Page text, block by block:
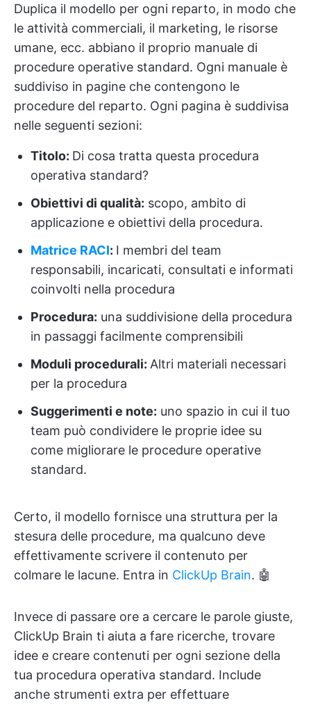
Duplica il modello per ogni reparto, in modo che
le attività commerciali, il marketing, le risorse
umane, ecc. abbiano il proprio manuale di
procedure operative standard. Ogni manuale è
suddiviso in pagine che contengono le
procedure del reparto. Ogni pagina è suddivisa
nelle seguenti sezioni:
Titolo: Di cosa tratta questa procedura
operativa standard?
Obiettivi di qualità: scopo, ambito di
applicazione e obiettivi della procedura.
Matrice RACI: I membri del team
responsabili, incaricati, consultati e informati
coinvolti nella procedura
Procedura: una suddivisione della procedura
in passaggi facilmente comprensibili
Moduli procedurali: Altri materiali necessari
per la procedura
Suggerimenti e note: uno spazio in cui il tuo
team può condividere le proprie idee su
come migliorare le procedure operative
standard.
Certo, il modello fornisce una struttura per la
stesura delle procedure, ma qualcuno deve
effettivamente scrivere il contenuto per
colmare le lacune. Entra in ClickUp Brain. 🤖
Invece di passare ore a cercare le parole giuste,
ClickUp Brain ti aiuta a fare ricerche, trovare
idee e creare contenuti per ogni sezione della
tua procedura operativa standard. Include
anche strumenti extra per effettuare